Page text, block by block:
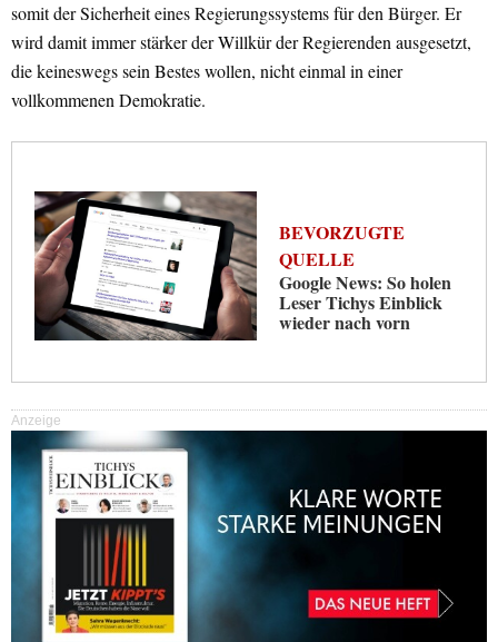
somit der Sicherheit eines Regierungssystems für den Bürger. Er
wird damit immer stärker der Willkür der Regierenden ausgesetzt,
die keineswegs sein Bestes wollen, nicht einmal in einer
vollkommenen Demokratie.
BEVORZUGTE
QUELLE
Google News: So holen
Leser Tichys Einblick
wieder nach vorn
Anzeige